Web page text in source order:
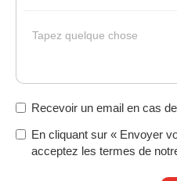
Tapez quelque chose
Recevoir un email en cas
En cliquant sur « Envoyer
acceptez les termes de